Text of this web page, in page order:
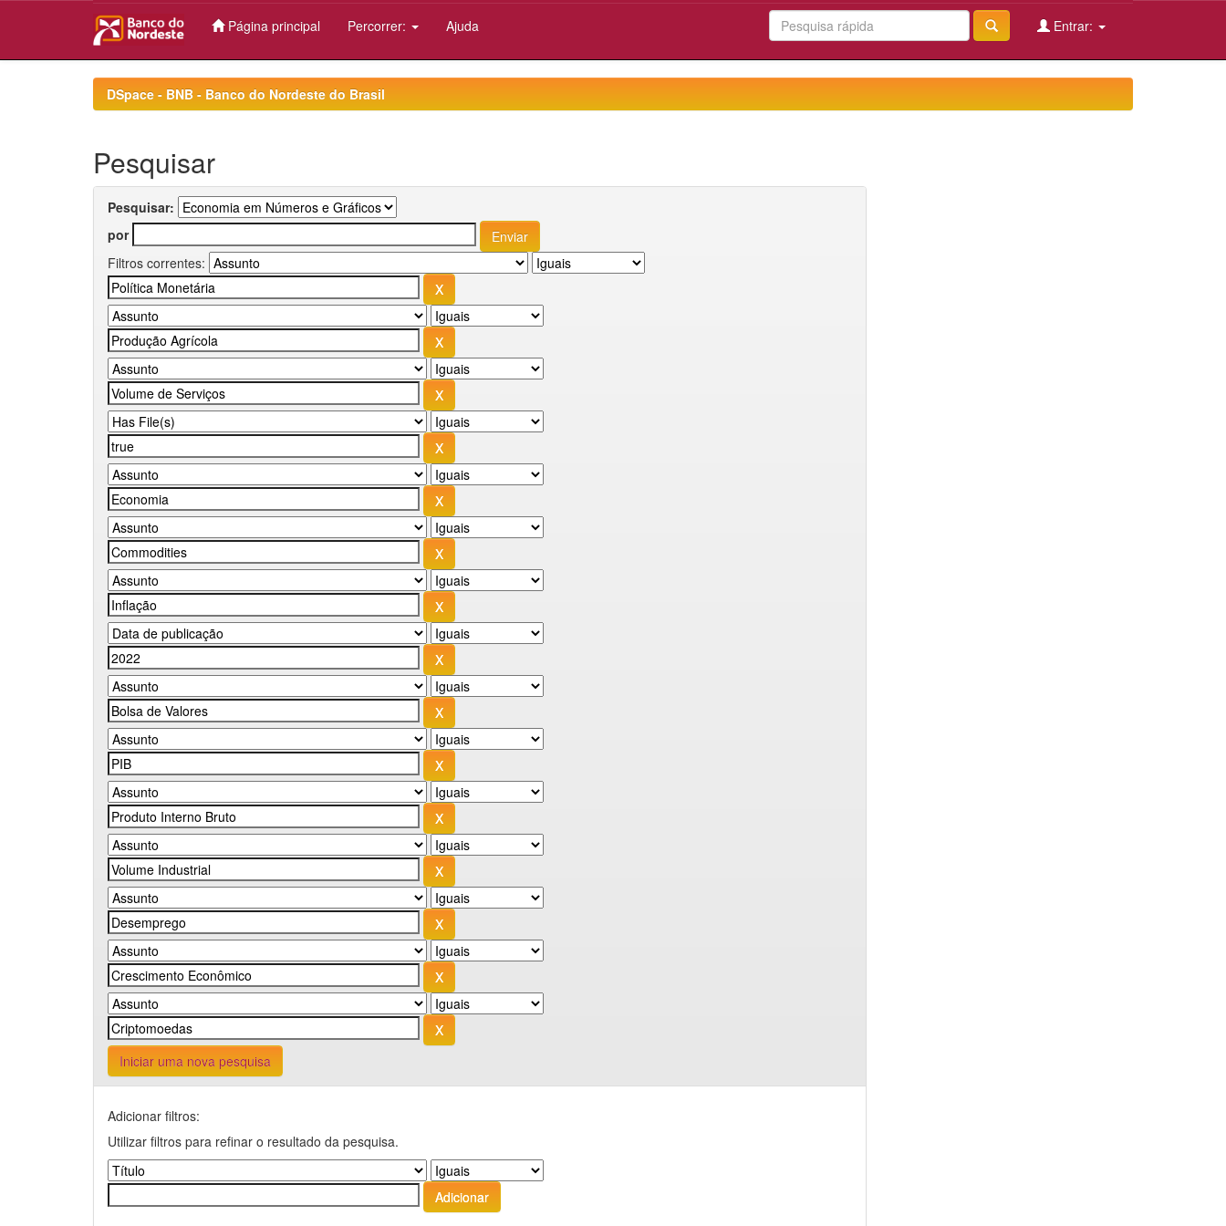
Página principal Percorrer: Ajuda Entrar:
DSpace - BNB - Banco do Nordeste do Brasil
Pesquisar
Pesquisar:
por
Filtros correntes:
Iniciar uma nova pesquisa
Adicionar filtros:
Utilizar filtros para refinar o resultado da pesquisa.